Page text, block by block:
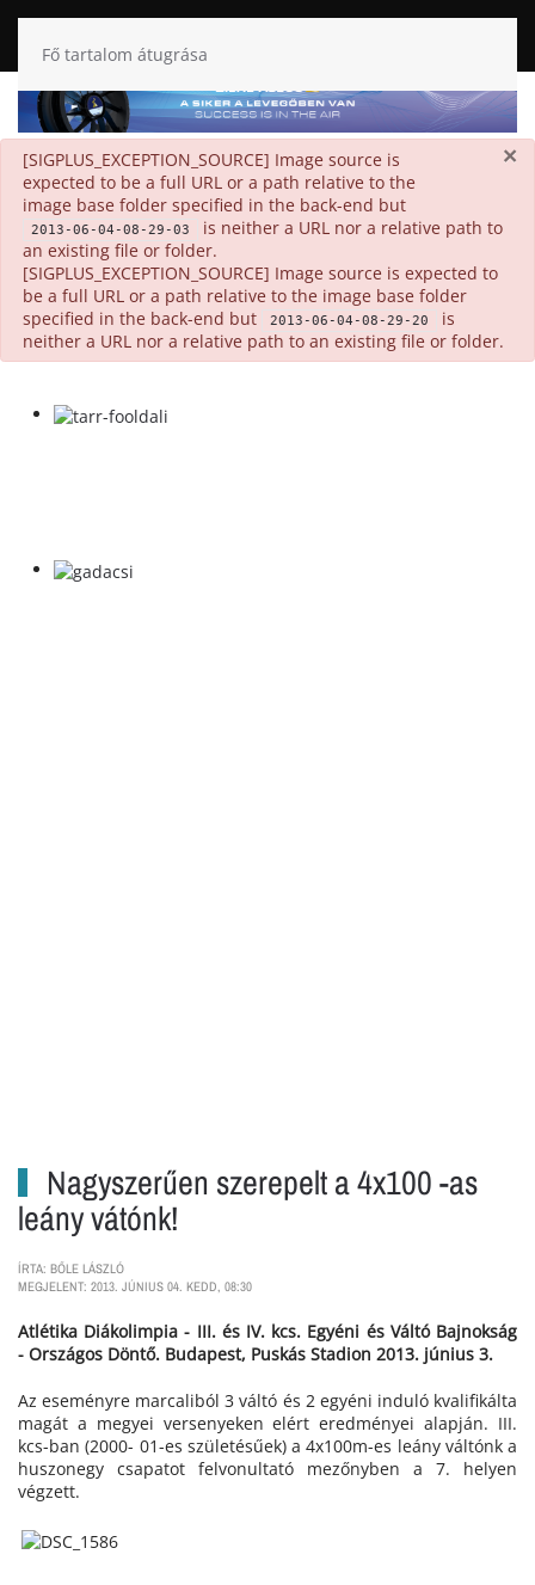
Fő tartalom átugrása
×
danger
[SIGPLUS_EXCEPTION_SOURCE] Image source is
expected to be a full URL or a path relative to the
image base folder specified in the back-end but
2013-06-04-08-29-03
is neither a URL nor a relative path to
an existing file or folder.
[SIGPLUS_EXCEPTION_SOURCE] Image source is expected to
be a full URL or a path relative to the image base folder
specified in the back-end but
2013-06-04-08-29-20
is
neither a URL nor a relative path to an existing file or folder.
Nagyszerűen szerepelt a 4x100 -as
leány vátónk!
ÍRTA: BŐLE LÁSZLÓ
MEGJELENT: 2013. JÚNIUS 04. KEDD, 08:30
Atlétika Diákolimpia - III. és IV. kcs. Egyéni és Váltó Bajnokság
- Országos Döntő. Budapest, Puskás Stadion 2013. június 3.
Az eseményre marcaliból 3 váltó és 2 egyéni induló kvalifikálta
magát a megyei versenyeken elért eredményei alapján. III.
kcs-ban (2000- 01-es születésűek) a 4x100m-es leány váltónk a
huszonegy csapatot felvonultató mezőnyben a 7. helyen
végzett.